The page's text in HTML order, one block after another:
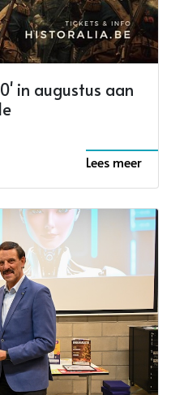
in augustus aan
Lees meer